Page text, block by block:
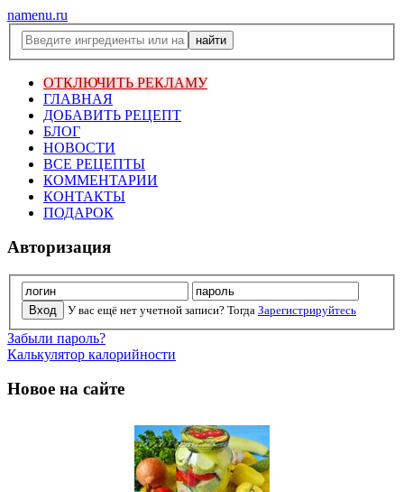
namenu.ru
ОТКЛЮЧИТЬ РЕКЛАМУ
ГЛАВНАЯ
ДОБАВИТЬ РЕЦЕПТ
БЛОГ
НОВОСТИ
ВСЕ РЕЦЕПТЫ
КОММЕНТАРИИ
КОНТАКТЫ
ПОДАРОК
Авторизация
У вас ещё нет учетной записи? Тогда Зарегистрируйтесь
Забыли пароль?
Калькулятор калорийности
Новое на сайте